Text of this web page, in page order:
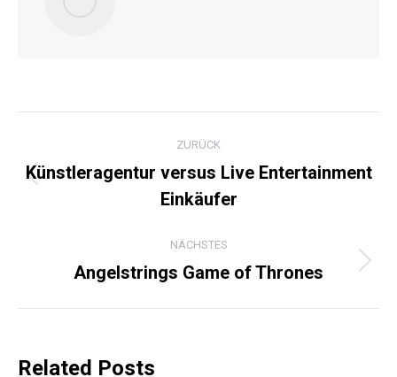
ZURÜCK
Beitrag:
Künstleragentur versus Live Entertainment
Einkäufer
NÄCHSTES
Nächster
Angelstrings Game of Thrones
Related Posts